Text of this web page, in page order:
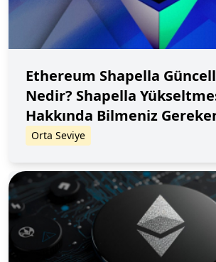
Ethereum Shapella
Nedir? Shapella
Hakkında Bilmeniz
Orta Seviye